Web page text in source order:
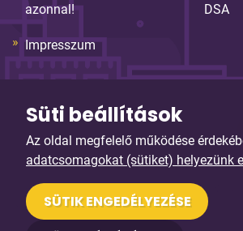
Süti beállítások
Az oldal megfelelő működése
adatcsomagokat (sütiket) helyezünk
SÜTIK ENGEDÉLYEZÉSE
azonnal!
DSA
Impresszum
© Copyright 2026. Sybell Informatika
fenntartva!